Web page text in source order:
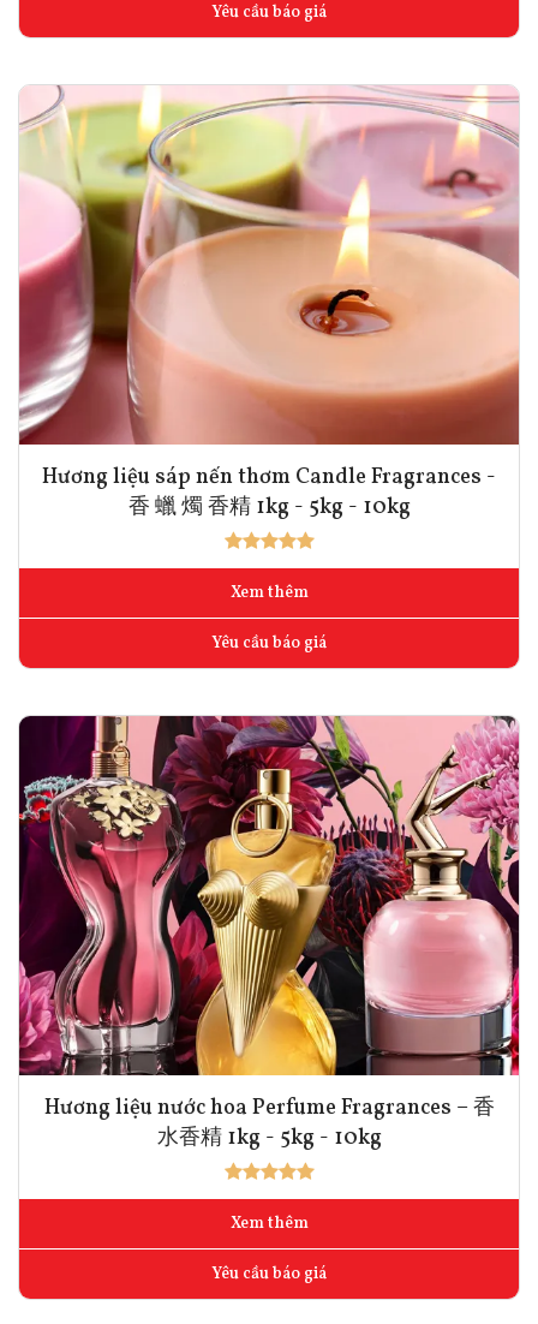
Yêu cầu báo giá
Hương liệu sáp nến thơm Candle Fragrances -
香 蠟 燭 香精 1kg - 5kg - 10kg
Xem thêm
Yêu cầu báo giá
Hương liệu nước hoa Perfume Fragrances – 香
水香精 1kg - 5kg - 10kg
Xem thêm
Yêu cầu báo giá